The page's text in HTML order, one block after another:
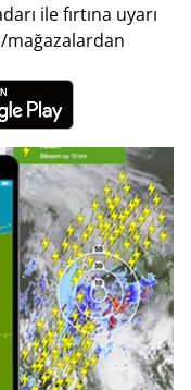
ile fırtına uyarı
mağazalardan